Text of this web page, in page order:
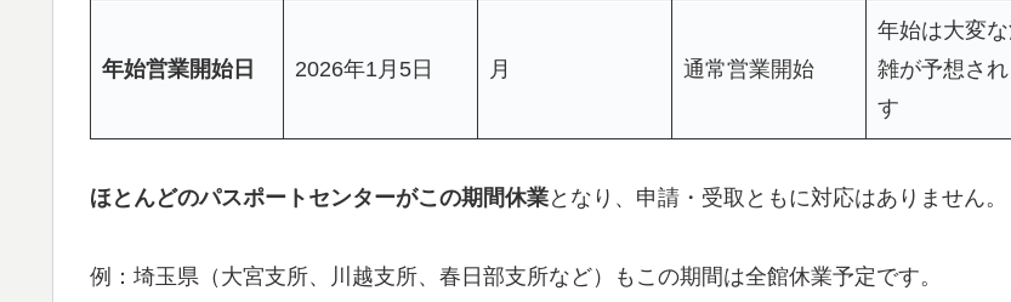
年始営業開始日 2026年1月5日 月 通常営業開始
年始は大変
雑が予想され
す
ほとんどのパスポートセンターがこの期間休業となり、申請・受取ともに対応はありません。
例：埼玉県（大宮支所、川越支所、春日部支所など）もこの期間は全館休業予定です。